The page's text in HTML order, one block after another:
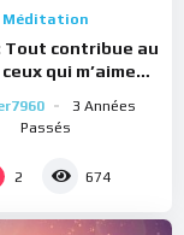
Méditation
Tout contribue au
qui m’aiment
3 Années
Passés
2 674